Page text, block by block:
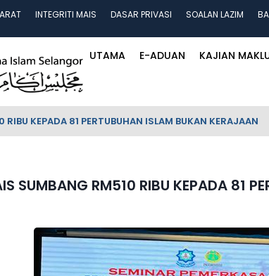
INTEGRITI MAIS DASAR PRIVASI SOALAN LAZIM
UTAMA E-ADUAN KAJIAN
KEPADA 81 PERTUBUHAN ISLAM BUKAN KERAJAAN
SUMBANG RM510 RIBU KEPADA 81